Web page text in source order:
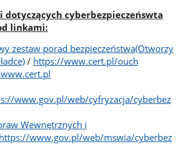
cyberbezpieczeńswta
linkami:
zestaw porad bezpieczeństwa(Otworzy
/ https://www.cert.pl/ouch
www.gov.pl/web/cyfryzacja/cyberbez
Wewnętrznych i
https://www.gov.pl/web/mswia/cyberbez